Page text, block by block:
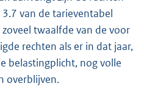
van de tarieventabel
twaalfde van de voor
rechten als er in dat jaar,
belastingplicht, nog volle
overblijven.